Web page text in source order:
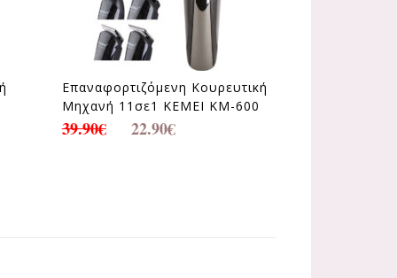
Επαναφορτιζόμενη Κουρευτική
Μηχανή 11σε1 KEMEI KM-600
39.90€ 22.90€